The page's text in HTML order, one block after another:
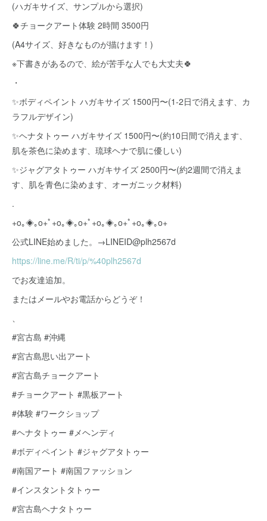
(ハガキサイズ、サンプルから選択)
🍀チョークアート体験 2時間 3500円
(A4サイズ、好きなものが描けます！)
※下書きがあるので、絵が苦手な人でも大丈夫🍀
・
✨ボディペイント ハガキサイズ 1500円〜(1-2日で消えます、カ
ラフルデザイン)
✨ヘナタトゥー ハガキサイズ 1500円〜(約10日間で消えます、
肌を茶色に染めます、琉球ヘナで肌に優しい)
✨ジャグアタトゥー ハガキサイズ 2500円〜(約2週間で消えま
す、肌を青色に染めます、オーガニック材料)
.
+o｡◈｡o+ﾟ+o｡◈｡o+ﾟ+o｡◈｡o+ﾟ+o｡◈｡o+
公式LINE始めました。→LINEID@plh2567d
https://line.me/R/ti/p/%40plh2567d
でお友達追加。
またはメールやお電話からどうぞ！
、
#宮古島 #沖縄
#宮古島思い出アート
#宮古島チョークアート
#チョークアート #黒板アート
#体験 #ワークショップ
#ヘナタトゥー #メヘンディ
#ボディペイント #ジャグアタトゥー
#南国アート #南国ファッション
#インスタントタトゥー
#宮古島ヘナタトゥー